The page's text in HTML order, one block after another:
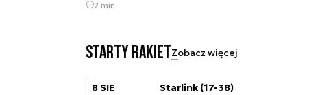
2 min.
Starty rakietZobacz więcej
8 SIE
Starlink (17-38)